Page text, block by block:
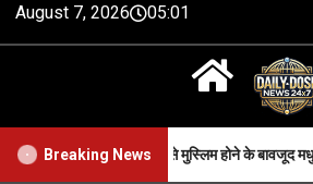
August 7, 2026 05:01
Breaking News
Faith-जन्म से मुस्लिम होने के बावजूद मधुबाला जपुजी